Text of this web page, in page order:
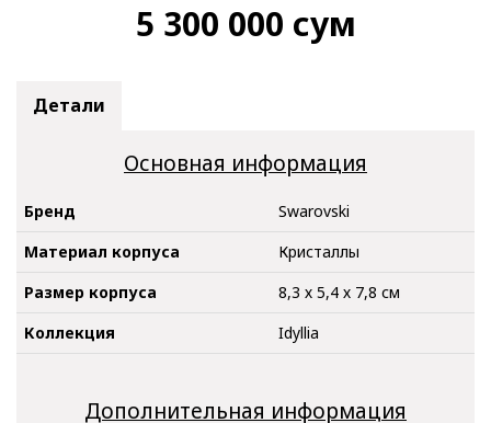
5 300 000 сум
Детали
Основная информация
Бренд
Swarovski
Материал корпуса
Кристаллы
Размер корпуса
8,3 х 5,4 х 7,8 см
Коллекция
Idyllia
Дополнительная информация